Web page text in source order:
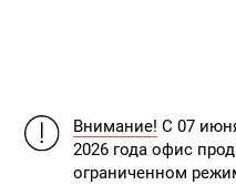
Внимание! С 07
2026 года офис
ограниченном